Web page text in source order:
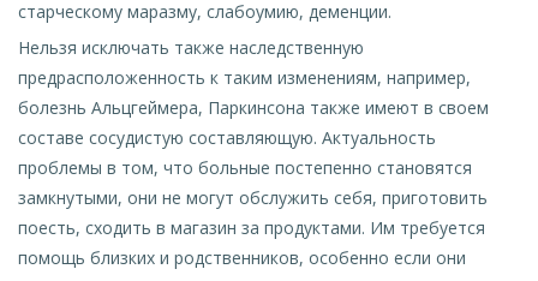
старческому маразму, слабоумию, деменции.
Нельзя исключать также наследственную
предрасположенность к таким изменениям, например,
болезнь Альцгеймера, Паркинсона также имеют в своем
составе сосудистую составляющую. Актуальность
проблемы в том, что больные постепенно становятся
замкнутыми, они не могут обслужить себя, приготовить
поесть, сходить в магазин за продуктами. Им требуется
помощь близких и родственников, особенно если они